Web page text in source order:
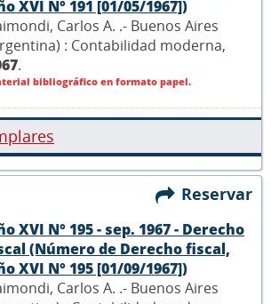
XVI N° 191 [01/05/1967])
Carlos A. .- Buenos Aires
: Contabilidad moderna,
.
bibliográfico en formato papel.
Reservar
XVI N° 195 - sep. 1967 - Derecho
(Número de Derecho fiscal,
XVI N° 195 [01/09/1967])
Carlos A. .- Buenos Aires